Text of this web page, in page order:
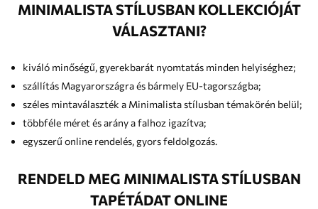
MINIMALISTA STÍLUSBAN KOLLEKCIÓJÁT
VÁLASZTANI?
kiváló minőségű, gyerekbarát nyomtatás minden helyiséghez;
szállítás Magyarországra és bármely EU-tagországba;
széles mintaválaszték a Minimalista stílusban témakörén belül;
többféle méret és arány a falhoz igazítva;
egyszerű online rendelés, gyors feldolgozás.
RENDELD MEG MINIMALISTA STÍLUSBAN
TAPÉTÁDAT ONLINE